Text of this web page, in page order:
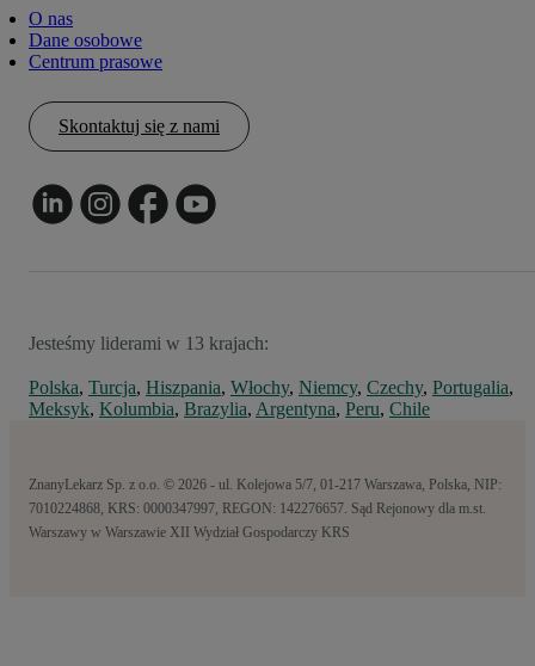
O nas
Dane osobowe
Centrum prasowe
Skontaktuj się z nami
Jesteśmy liderami w 13 krajach:
Polska, Turcja, Hiszpania, Włochy, Niemcy, Czechy, Portugalia,
Meksyk, Kolumbia, Brazylia, Argentyna, Peru, Chile
ZnanyLekarz Sp. z o.o. © 2026 - ul. Kolejowa 5/7, 01-217 Warszawa, Polska, NIP:
7010224868, KRS: 0000347997, REGON: 142276657. Sąd Rejonowy dla m.st.
Warszawy w Warszawie XII Wydział Gospodarczy KRS